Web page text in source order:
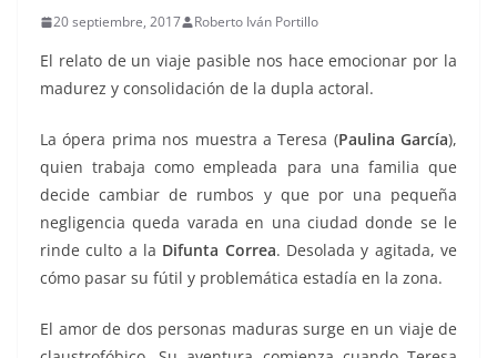
20 septiembre, 2017 Roberto Iván Portillo
El relato de un viaje pasible nos hace emocionar por la
madurez y consolidación de la dupla actoral.
La ópera prima nos muestra a Teresa (Paulina García),
quien trabaja como empleada para una familia que
decide cambiar de rumbos y que por una pequeña
negligencia queda varada en una ciudad donde se le
rinde culto a la Difunta Correa. Desolada y agitada, ve
cómo pasar su fútil y problemática estadía en la zona.
El amor de dos personas maduras surge en un viaje de